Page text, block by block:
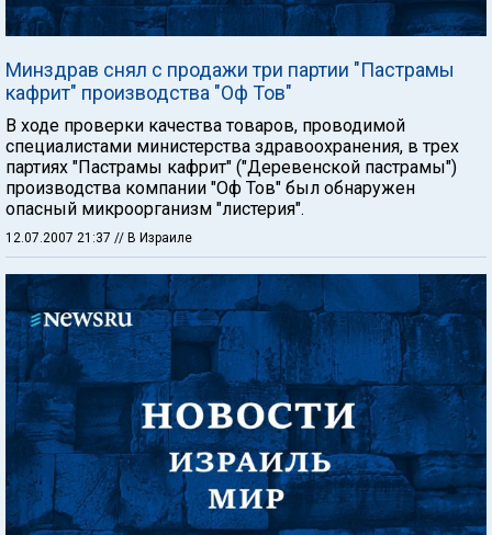
Минздрав снял с продажи три партии "Пастрамы
кафрит" производства "Оф Тов"
В ходе проверки качества товаров, проводимой
специалистами министерства здравоохранения, в трех
партиях "Пастрамы кафрит" ("Деревенской пастрамы")
производства компании "Оф Тов" был обнаружен
опасный микроорганизм "листерия".
12.07.2007 21:37 // В Израиле